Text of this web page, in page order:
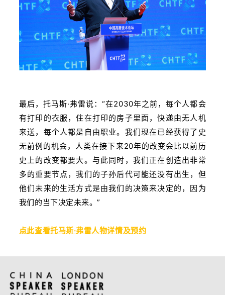
最后，托马斯·弗雷说：“在2030年之前，每个人都会
有打印的衣服，住在打印的房子里面，快递由无人机
来送，每个人都是自由职业。我们现在已经获得了史
无前例的机会，人类在接下来20年的改变会比以前历
史上的改变都要大。与此同时，我们正在创造出非常
多的重要节点，我们的子孙后代可能还没有出生，但
他们未来的生活方式是由我们的决策来决定的，因为
我们的当下决定未来。”
点此查看托马斯·弗雷人物详情及预约